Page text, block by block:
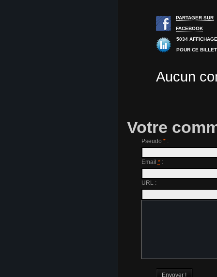
PARTAGER SUR
FACEBOOK
5034
POUR CE BILLET
Aucun
Votre
Pseudo *:
Email *:
URL :